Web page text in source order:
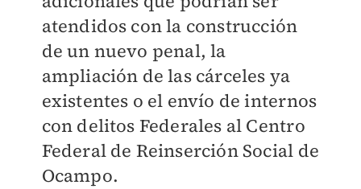
atendidos con la construcción
de un nuevo penal, la
ampliación de las cárceles ya
existentes o el envío de internos
con delitos Federales al Centro
Federal de Reinserción Social de
Ocampo.